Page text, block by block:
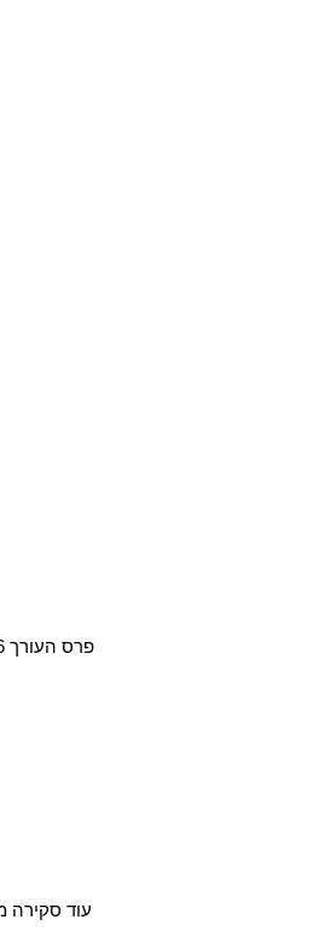
פרס העורך 2026 למגבר סטריאו משולב סטרימר ו- HEGEL H400 DAC במגזין היוקרתי HIFi+
עוד סקירה